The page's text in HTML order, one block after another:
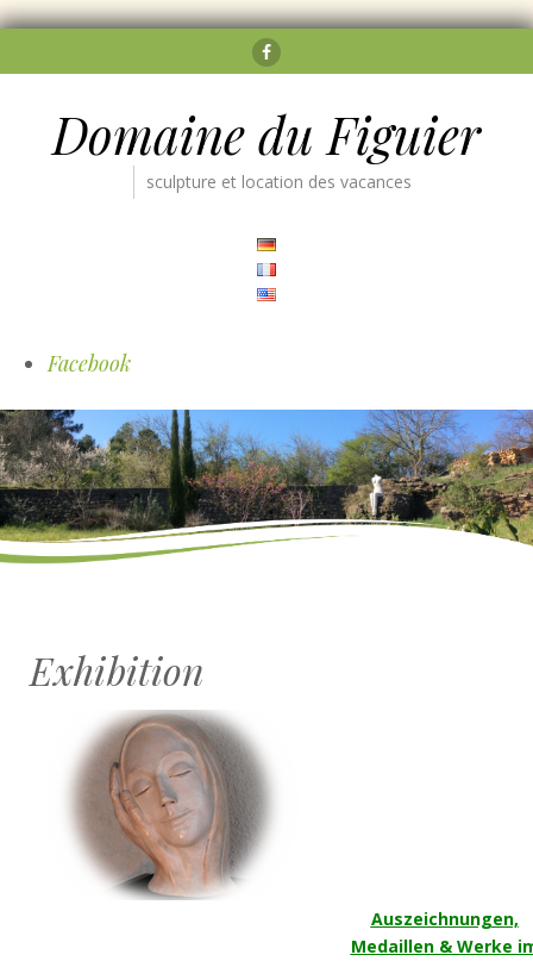
Facebook
Domaine du Figuier
sculpture et location des vacances
Facebook
Exhibition
Auszeichnungen,
Medaillen & Werke